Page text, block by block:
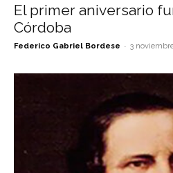
El primer aniversario
Córdoba
Federico Gabriel Bordese - 3